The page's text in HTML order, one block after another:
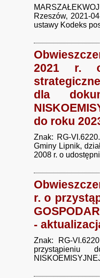
Rzeszów, 2021-
ustawy Kodeks
2021 r. o
dla
do roku
Znak: RG-
Gminy Lipnik,
2008 r. o
r. o
-
Znak: RG-
przystąpieniu